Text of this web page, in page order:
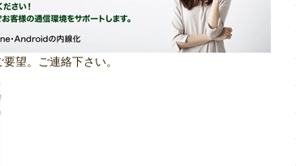
望。ご連絡下さい。